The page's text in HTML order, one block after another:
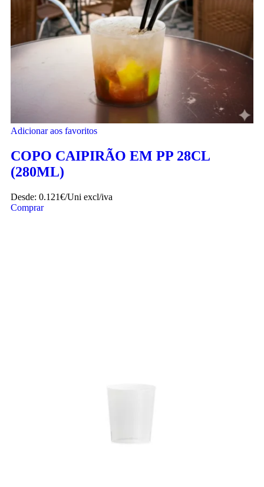
Adicionar aos favoritos
COPO CAIPIRÃO EM PP 28CL
(280ML)
Desde: 0.121€/Uni excl/iva
Comprar